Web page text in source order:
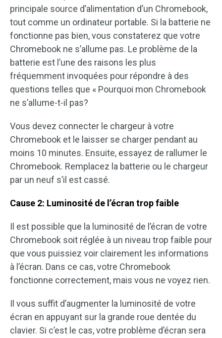
principale source d’alimentation d’un Chromebook,
tout comme un ordinateur portable. Si la batterie ne
fonctionne pas bien, vous constaterez que votre
Chromebook ne s’allume pas. Le problème de la
batterie est l’une des raisons les plus
fréquemment invoquées pour répondre à des
questions telles que « Pourquoi mon Chromebook
ne s’allume-t-il pas?
Vous devez connecter le chargeur à votre
Chromebook et le laisser se charger pendant au
moins 10 minutes. Ensuite, essayez de rallumer le
Chromebook. Remplacez la batterie ou le chargeur
par un neuf s’il est cassé.
Cause 2: Luminosité de l’écran trop faible
Il est possible que la luminosité de l’écran de votre
Chromebook soit réglée à un niveau trop faible pour
que vous puissiez voir clairement les informations
à l’écran. Dans ce cas, votre Chromebook
fonctionne correctement, mais vous ne voyez rien.
Il vous suffit d’augmenter la luminosité de votre
écran en appuyant sur la grande roue dentée du
clavier. Si c’est le cas, votre problème d’écran sera